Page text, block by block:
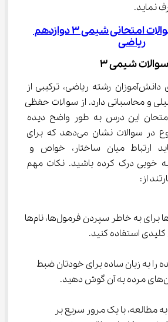
نماید.
دانلود نمونه سوالات امتحانی شیمی 3 دوازدهم
ریاضی
شیمی ۳
درس شیمی ۳ برای دانش‌آموزان رشته ریاضی، ترکیبی از
و محاسباتی دارد. از سوالات حفظی
این درس به طور واضح دیده
خواهد شد. این تنوع در سوالات نشان می‌دهد که برای
ارتباط میان ساختار، خواص و
به خوبی درک کرده باشید. نکات مهم
از:
از فلش‌کارت‌ها برای به خاطر سپردن فرمول‌ها، نام‌ها
را به زبان ساده برای خودتان ضبط
مطالعه، با یک مرور سریع بر